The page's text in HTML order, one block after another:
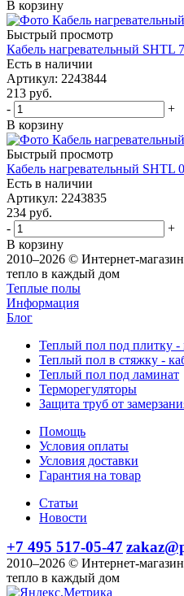
В корзину
Быстрый просмотр
Кабель нагревательный SHTL
Есть в наличии
Артикул: 2243844
213 руб.
-
+
В корзину
Быстрый просмотр
Кабель нагревательный SHTL
Есть в наличии
Артикул: 2243835
234 руб.
-
+
В корзину
2010–2026 © Интернет-
тепло в каждый дом
Теплые полы
Информация
Блог
Теплый пол под плитку -
Теплый пол в стяжку -
Теплый пол под ламинат
Терморегуляторы
Защита труб от
Помощь
Условия оплаты
Условия доставки
Гарантия на товар
Статьи
Новости
+7 495 517-05-47
2010–2026 © Интернет-
тепло в каждый дом